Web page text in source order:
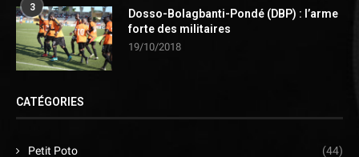
3
Dosso-Bolagbanti-Pondé (DBP) : l’arme
forte des militaires
19/10/2018
CATÉGORIES
Petit Poto (44)